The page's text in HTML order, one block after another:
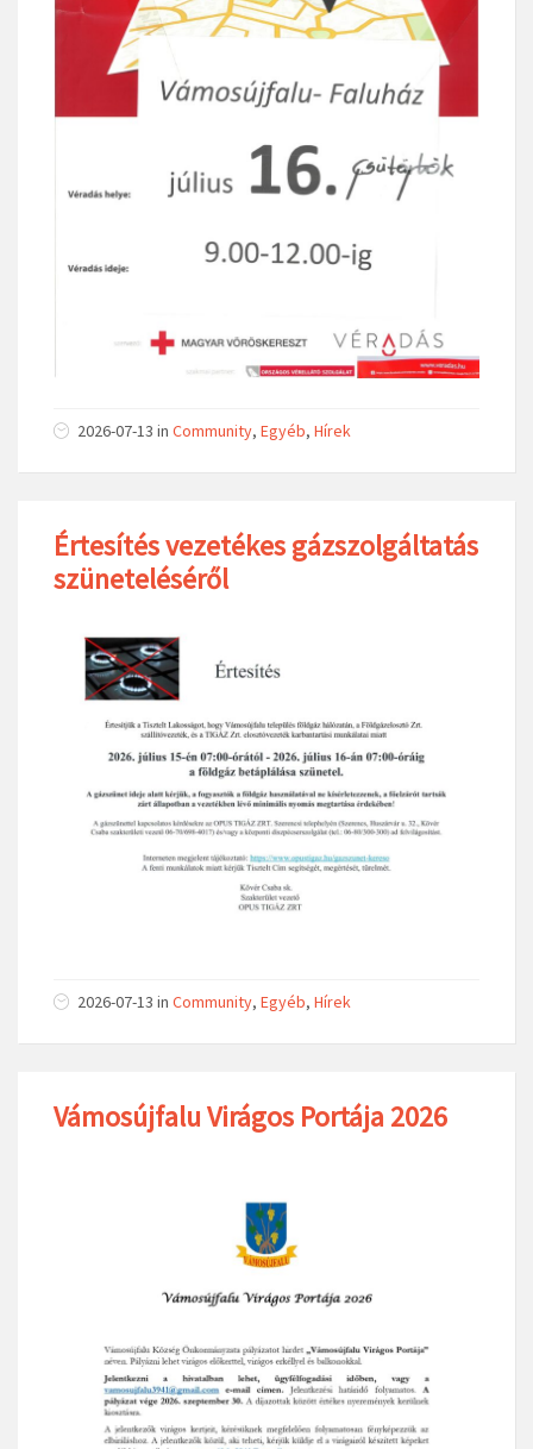
2026-07-13 in Community, Egyéb, Hírek
Értesítés vezetékes gázszolgáltatás
szüneteléséről
2026-07-13 in Community, Egyéb, Hírek
Vámosújfalu Virágos Portája 2026